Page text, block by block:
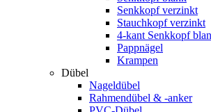
Senkkopf verzinkt
Stauchkopf verzinkt
4-kant Senkkopf
Pappnägel
Krampen
Dübel
Nageldübel
Rahmendübel & -anker